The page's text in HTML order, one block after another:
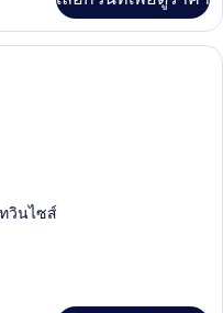
แฟมิลี่, วิวสนามกอล์ฟ | บริเวณนั่งเ
วินไซส์